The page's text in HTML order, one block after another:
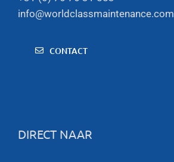
info@worldclassmaintenance.com
CONTACT
DIRECT NAAR